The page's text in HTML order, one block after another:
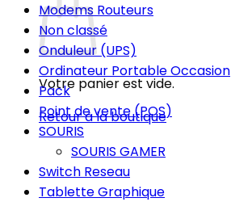
Votre panier est vide.
Retour à la boutique
Modems Routeurs
Non classé
Onduleur (UPS)
Ordinateur Portable Occasion
Pack
Point de vente (POS)
SOURIS
SOURIS GAMER
Switch Reseau
Tablette Graphique